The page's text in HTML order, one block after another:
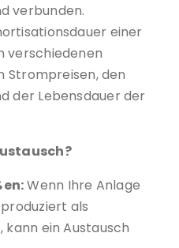
verbunden.
einer
verschiedenen
Strompreisen, den
der Lebensdauer der
Wenn Ihre Anlage
als
ein Austausch